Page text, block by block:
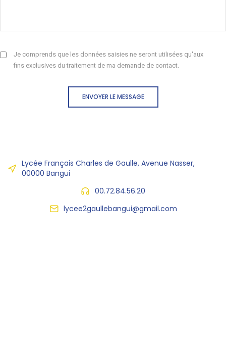
Je comprends que les données saisies ne seront utilisées qu'aux
fins exclusives du traitement de ma demande de contact.
ENVOYER LE MESSAGE
Lycée Français Charles de Gaulle, Avenue Nasser,
00000 Bangui
00.72.84.56.20
lycee2gaullebangui@gmail.com